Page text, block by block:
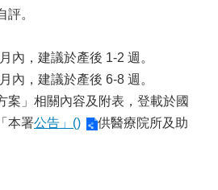
。
內，建議於產後 1-2 週。
內，建議於產後 6-8 週。
案」相關內容及附表，登載於國
本署公告」()
供醫療院所及助